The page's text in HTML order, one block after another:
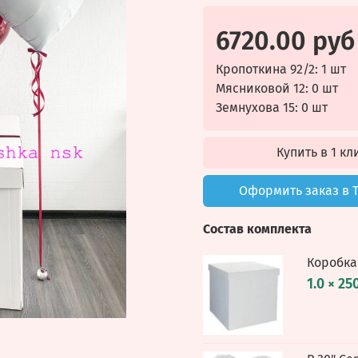
6720.00 руб
Кропоткина 92/2: 1 шт
Мясниковой 12: 0 шт
Земнухова 15: 0 шт
Купить в 1
Оформить заказ в
Состав комплекта
1.0 ×